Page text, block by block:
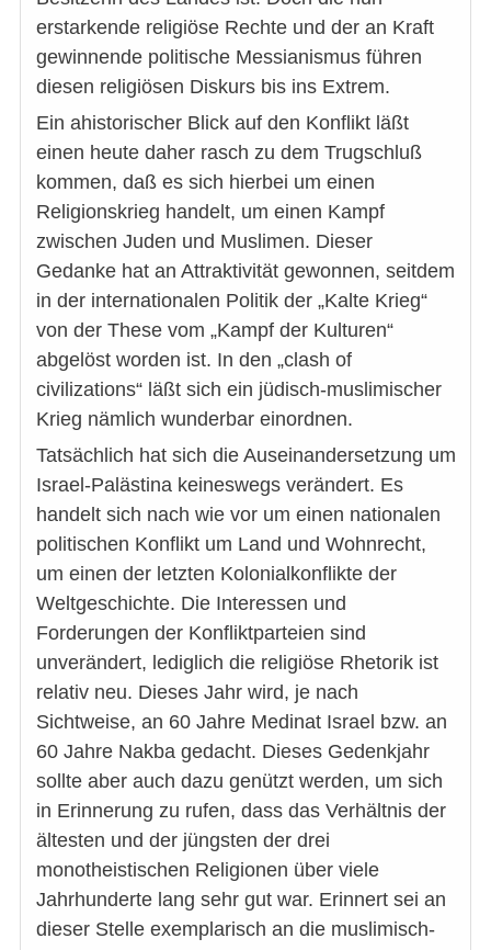
erstarkende religiöse Rechte und der an Kraft
gewinnende politische Messianismus führen
diesen religiösen Diskurs bis ins Extrem.
Ein ahistorischer Blick auf den Konflikt läßt
einen heute daher rasch zu dem Trugschluß
kommen, daß es sich hierbei um einen
Religionskrieg handelt, um einen Kampf
zwischen Juden und Muslimen. Dieser
Gedanke hat an Attraktivität gewonnen, seitdem
in der internationalen Politik der „Kalte Krieg“
von der These vom „Kampf der Kulturen“
abgelöst worden ist. In den „clash of
civilizations“ läßt sich ein jüdisch-muslimischer
Krieg nämlich wunderbar einordnen.
Tatsächlich hat sich die Auseinandersetzung um
Israel-Palästina keineswegs verändert. Es
handelt sich nach wie vor um einen nationalen
politischen Konflikt um Land und Wohnrecht,
um einen der letzten Kolonialkonflikte der
Weltgeschichte. Die Interessen und
Forderungen der Konfliktparteien sind
unverändert, lediglich die religiöse Rhetorik ist
relativ neu. Dieses Jahr wird, je nach
Sichtweise, an 60 Jahre Medinat Israel bzw. an
60 Jahre Nakba gedacht. Dieses Gedenkjahr
sollte aber auch dazu genützt werden, um sich
in Erinnerung zu rufen, dass das Verhältnis der
ältesten und der jüngsten der drei
monotheistischen Religionen über viele
Jahrhunderte lang sehr gut war. Erinnert sei an
dieser Stelle exemplarisch an die muslimisch-